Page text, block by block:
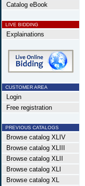
Catalog eBook
LIVE BIDDING
Explainations
CUSTOMER AREA
Login
Free registration
PREVIOUS CATALOGS
Browse catalog XLIV
Browse catalog XLIII
Browse catalog XLII
Browse catalog XLI
Browse catalog XL